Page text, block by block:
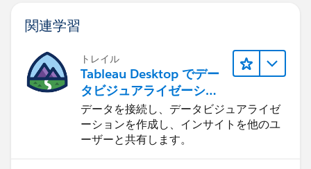
関連学習
トレイル
Tableau Desktop でデー
タビジュアライゼーショ
ンをはじめる
データを接続し、データビジュアライゼ
ーションを作成し、インサイトを他のユ
ーザーと共有します。